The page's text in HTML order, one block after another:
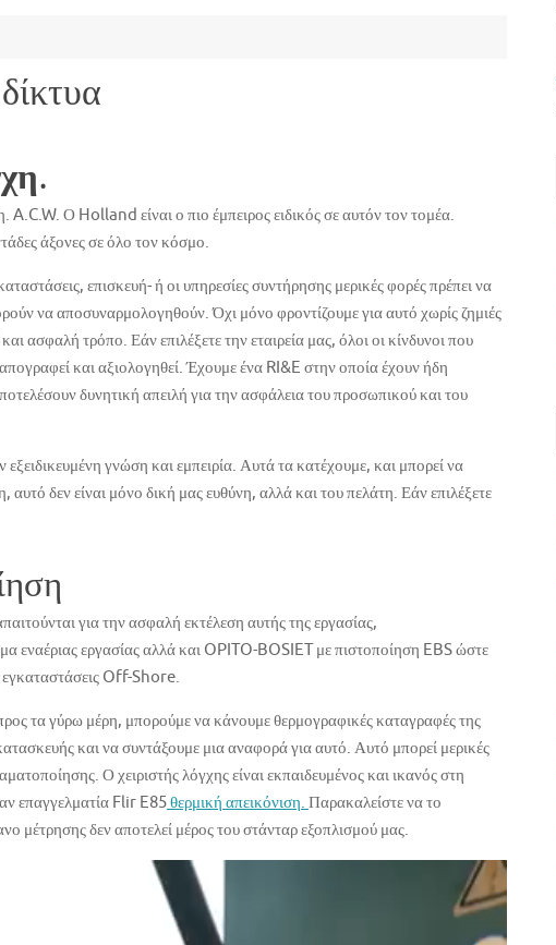
Ο Holland είναι ο πιο έμπειρος ειδικός σε αυτόν τον τομέα.
άξονες σε όλο τον κόσμο.
επισκευή- ή οι υπηρεσίες συντήρησης μερικές φορές πρέπει να
να αποσυναρμολογηθούν. Όχι μόνο φροντίζουμε για αυτό χωρίς ζημιές
ασφαλή τρόπο. Εάν επιλέξετε την εταιρεία μας, όλοι οι κίνδυνοι που
και αξιολογηθεί. Έχουμε ένα RI&E στην οποία έχουν ήδη
δυνητική απειλή για την ασφάλεια του προσωπικού και του
εξειδικευμένη γνώση και εμπειρία. Αυτά τα κατέχουμε, και μπορεί να
δεν είναι μόνο δική μας ευθύνη, αλλά και του πελάτη. Εάν επιλέξετε
για την ασφαλή εκτέλεση αυτής της εργασίας,
εναέριας εργασίας αλλά και OPITO-BOSIET με πιστοποίηση EBS ώστε
εγκαταστάσεις Off-Shore.
τα γύρω μέρη, μπορούμε να κάνουμε θερμογραφικές καταγραφές της
και να συντάξουμε μια αναφορά για αυτό. Αυτό μπορεί μερικές
Ο χειριστής λόγχης είναι εκπαιδευμένος και ικανός στη
επαγγελματία Flir E85θερμική απεικόνιση. Παρακαλείστε να το
μέτρησης δεν αποτελεί μέρος του στάνταρ εξοπλισμού μας.